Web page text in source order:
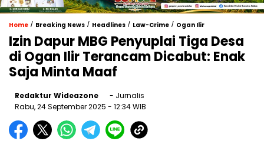
Home / Breaking News / Headlines / Law-Crime / Ogan Ilir
Izin Dapur MBG Penyuplai Tiga Desa
di Ogan Ilir Terancam Dicabut: Enak
Saja Minta Maaf
Redaktur Wideazone
- Jurnalis
Rabu, 24 September 2025 - 12:34 WIB